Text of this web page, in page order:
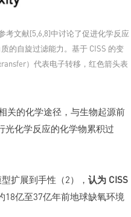
考文献[5,6,8]中讨论了促进化学反应
的自旋过滤能力。基于 CISS 的变
）代表电子转移，红色箭头表
关的化学途径，与生物起源前
光化学反应的化学物累积过
扩展到手性（2）， 认为 CISS
18亿至37亿年前地球缺氧环境